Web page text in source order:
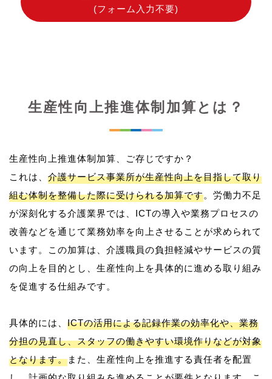
(フォーム入力不要)
生産性向上推進体制加算とは？
生産性向上推進体制加算、ご存じですか？
これは、 介護サービス事業所が生産性向上を目指して取り
組む体制を整備した際に受けられる加算です。労働力不足
が深刻化する介護業界では、ICTの導入や業務プロセスの
改善などを通じて業務効率を向上させることが求められて
います。この加算は、介護職員の負担軽減やサービスの質
の向上を目的とし、生産性向上を具体的に進める取り組み
を促進する仕組みです。
具体的には、 ICTの活用による記録作業の効率化や、業務
分担の見直し、スタッフの働きやすい環境作りなどが対象
となります。また、生産性向上を推進する責任者を配置